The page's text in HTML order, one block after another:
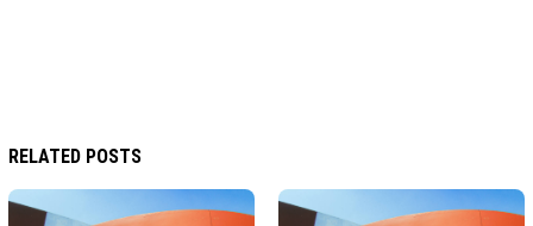
RELATED POSTS